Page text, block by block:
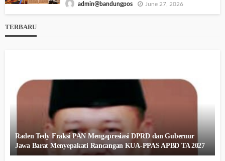
admin@bandungpos June 27, 2026
TERBARU
Raden Tedy Fraksi PAN Mengapresiasi DPRD dan Gubernur
Jawa Barat Menyepakati Rancangan KUA-PPAS APBD TA 2027